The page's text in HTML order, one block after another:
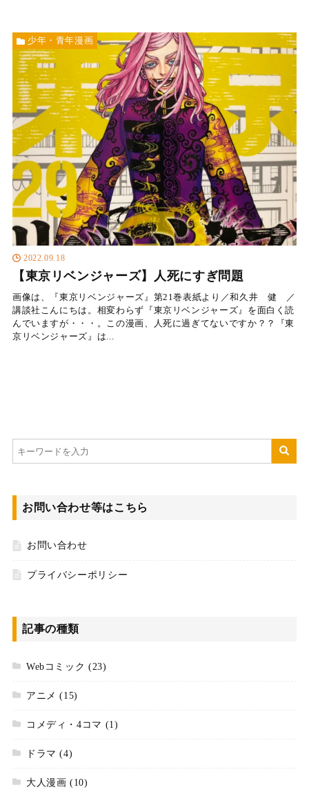
2022.09.18
【東京リベンジャーズ】人死にすぎ問題
画像は、『東京リベンジャーズ』第21巻表紙より／和久井 健 ／
講談社こんにちは。相変わらず『東京リベンジャーズ』を面白く読
んでいますが・・・。この漫画、人死に過ぎてないですか？？『東
京リベンジャーズ』は...
少年・青年漫画
お問い合わせ等はこちら
お問い合わせ
プライバシーポリシー
記事の種類
Webコミック (23)
アニメ (15)
コメディ・4コマ (1)
ドラマ (4)
大人漫画 (10)